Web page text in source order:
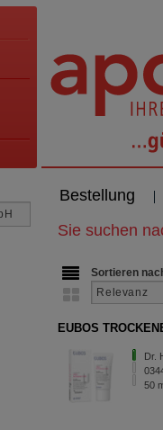
Bestellung
Sie suchen
Sortieren
EUBOS
Dr.
50